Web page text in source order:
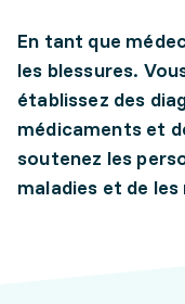
En tant que
les blessures.
établissez des
médicaments et
soutenez les
maladies et de